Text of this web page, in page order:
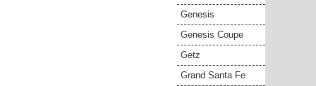
Genesis
Genesis Coupe
Getz
Grand Santa Fe